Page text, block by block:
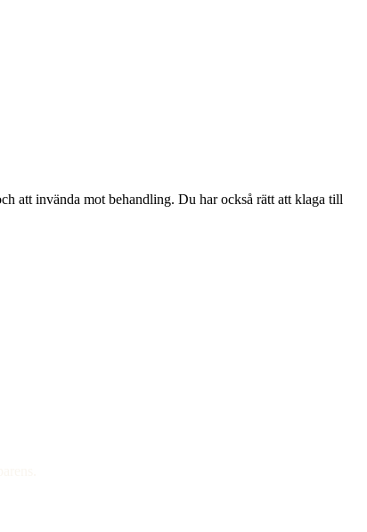
att invända mot behandling. Du har också rätt att klaga till